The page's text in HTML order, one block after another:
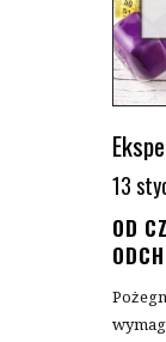
13
OD